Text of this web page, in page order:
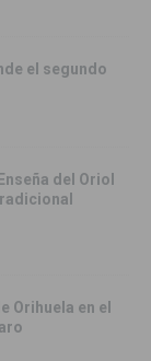
el segundo
del Oriol
Orihuela en el